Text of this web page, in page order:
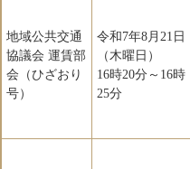
地域公共交通
協議会 運賃部
会（ひざおり
号）
令和7年8月21日
（木曜日）
​16時20分～​16時
25分